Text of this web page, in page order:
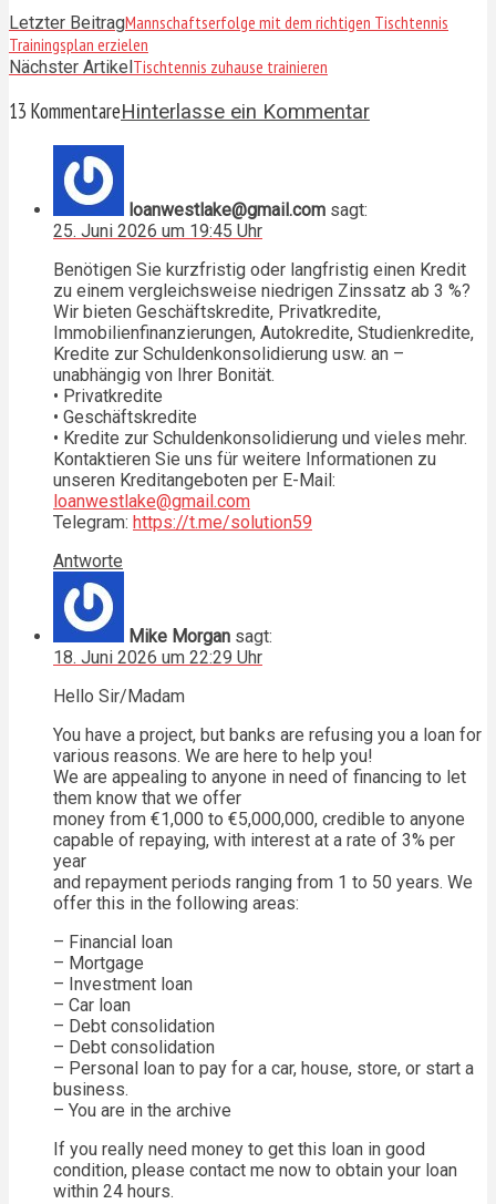
Letzter BeitragMannschaftserfolge mit dem richtigen Tischtennis
Trainingsplan erzielen
Nächster ArtikelTischtennis zuhause trainieren
13 KommentareHinterlasse ein Kommentar
loanwestlake@gmail.com sagt:
25. Juni 2026 um 19:45 Uhr
Benötigen Sie kurzfristig oder langfristig einen Kredit
zu einem vergleichsweise niedrigen Zinssatz ab 3 %?
Wir bieten Geschäftskredite, Privatkredite,
Immobilienfinanzierungen, Autokredite, Studienkredite,
Kredite zur Schuldenkonsolidierung usw. an –
unabhängig von Ihrer Bonität.
• Privatkredite
• Geschäftskredite
• Kredite zur Schuldenkonsolidierung und vieles mehr.
Kontaktieren Sie uns für weitere Informationen zu
unseren Kreditangeboten per E-Mail:
loanwestlake@gmail.com
Telegram: https://t.me/solution59
Antworte
Mike Morgan sagt:
18. Juni 2026 um 22:29 Uhr
Hello Sir/Madam
You have a project, but banks are refusing you a loan for
various reasons. We are here to help you!
We are appealing to anyone in need of financing to let
them know that we offer
money from €1,000 to €5,000,000, credible to anyone
capable of repaying, with interest at a rate of 3% per
year
and repayment periods ranging from 1 to 50 years. We
offer this in the following areas:
– Financial loan
– Mortgage
– Investment loan
– Car loan
– Debt consolidation
– Debt consolidation
– Personal loan to pay for a car, house, store, or start a
business.
– You are in the archive
If you really need money to get this loan in good
condition, please contact me now to obtain your loan
within 24 hours.